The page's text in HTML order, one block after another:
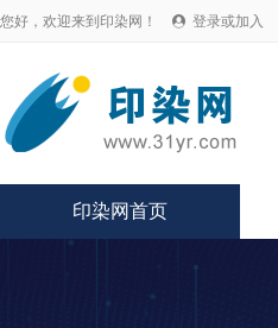
您好，欢迎来到印染网！  登录或加入
印染网首页